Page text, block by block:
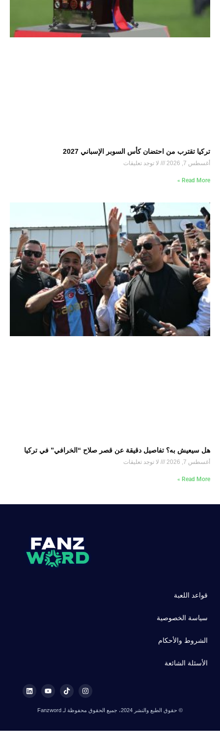
تركيا تقترب من احتضان كأس السوبر الإسباني 2027
أغسطس 7, 2026 لا توجد تعليقات
Read More »
هل سيعيش به؟ تفاصيل دقيقة عن قصر صلاح “الخرافي” في تركيا
أغسطس 7, 2026 لا توجد تعليقات
Read More »
قواعد اللعبة
سياسة الخصوصية
الشروط والأحكام
الأسئلة الشائعة
© حقوق الطبع والنشر 2024، جميع الحقوق محفوظة لـ Fanzword